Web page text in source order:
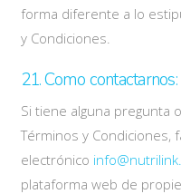
forma diferente a lo
y Condiciones.
21. Como contactarnos:
Si tiene alguna pregunta
Términos y Condiciones,
electrónico
plataforma web de